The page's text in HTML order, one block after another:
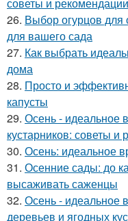
26. Выбор огурцов для
для вашего сада
27. Как выбрать
дома
28. Просто и
капусты
29. Осень - идеальное
кустарников: советы и
30. Осень: идеальное
31. Осенние сады: до
высаживать саженцы
32. Осень - идеальное
деревьев и ягодных